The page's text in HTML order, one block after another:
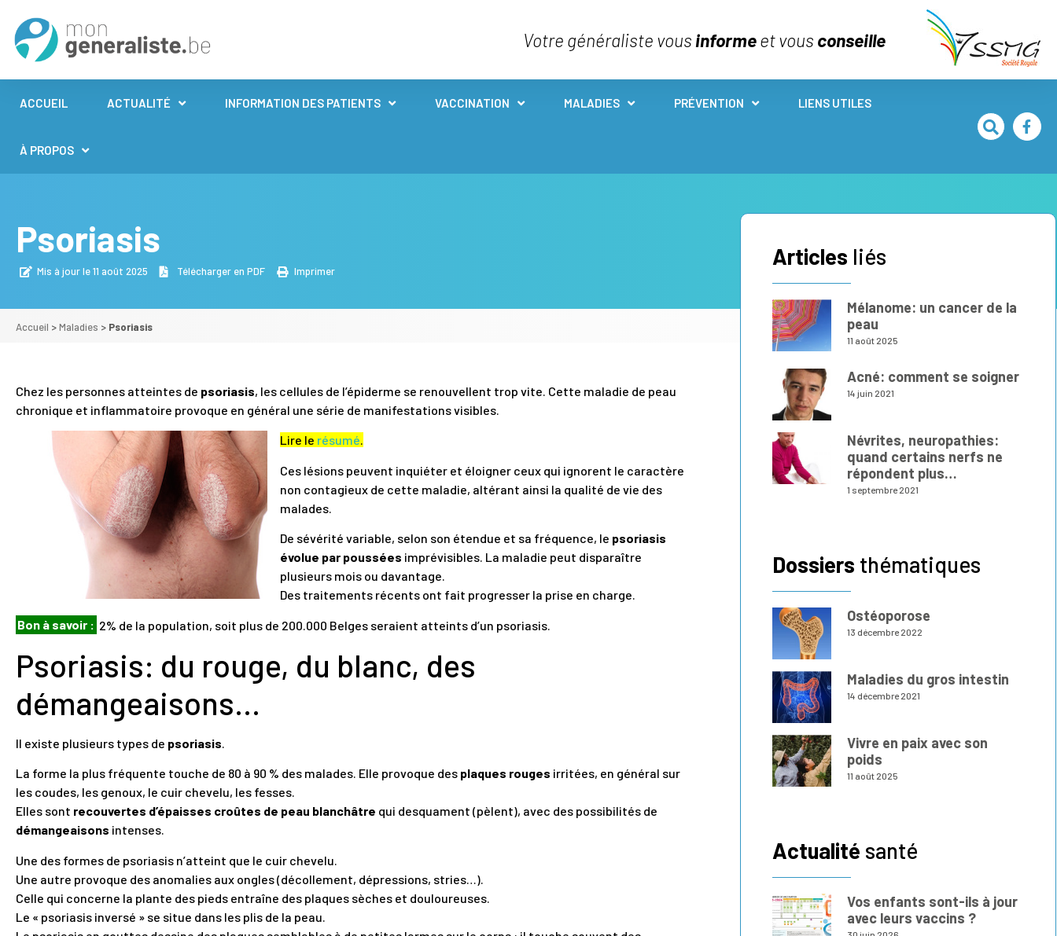
Votre généraliste vous informeet vous conseille
ACCUEIL ACTUALITÉ INFORMATION DES PATIENTS VACCINATION MALADIES PRÉVENTION LIENS UTILES
À PROPOS
Psoriasis
Mis à jour le 11 août 2025 Télécharger en PDF Imprimer
Articles liés
Mélanome: un cancer de la
peau
11 août 2025
Acné: comment se soigner
14 juin 2021
Névrites, neuropathies:
quand certains nerfs ne
répondent plus…
1 septembre 2021
Dossiers thématiques
Ostéoporose
13 décembre 2022
Maladies du gros intestin
14 décembre 2021
Vivre en paix avec son
poids
11 août 2025
Actualité santé
Vos enfants sont-ils à jour
avec leurs vaccins ?
Accueil >Maladies > Psoriasis
Chez les personnes atteintes de psoriasis, les cellules de l’épiderme se renouvellent trop vite. Cette maladie de peau
chronique et inflammatoire provoque en général une série de manifestations visibles.
Lire le résumé.
Ces lésions peuvent inquiéter et éloigner ceux qui ignorent le caractère
non contagieux de cette maladie, altérant ainsi la qualité de vie des
malades.
De sévérité variable, selon son étendue et sa fréquence, le psoriasis
évolue par poussées imprévisibles. La maladie peut disparaître
plusieurs mois ou davantage.
Des traitements récents ont fait progresser la prise en charge.
Bon à savoir : 2% de la population, soit plus de 200.000 Belges seraient atteints d’un psoriasis.
Psoriasis: du rouge, du blanc, des
démangeaisons…
Il existe plusieurs types de psoriasis.
La forme la plus fréquente touche de 80 à 90 % des malades. Elle provoque des plaques rouges irritées, en général sur
les coudes, les genoux, le cuir chevelu, les fesses.
Elles sont recouvertes d’épaisses croûtes de peau blanchâtre qui desquament (pèlent), avec des possibilités de
démangeaisons intenses.
Une des formes de psoriasis n’atteint que le cuir chevelu.
Une autre provoque des anomalies aux ongles (décollement, dépressions, stries…).
Celle qui concerne la plante des pieds entraîne des plaques sèches et douloureuses.
Le « psoriasis inversé » se situe dans les plis de la peau.